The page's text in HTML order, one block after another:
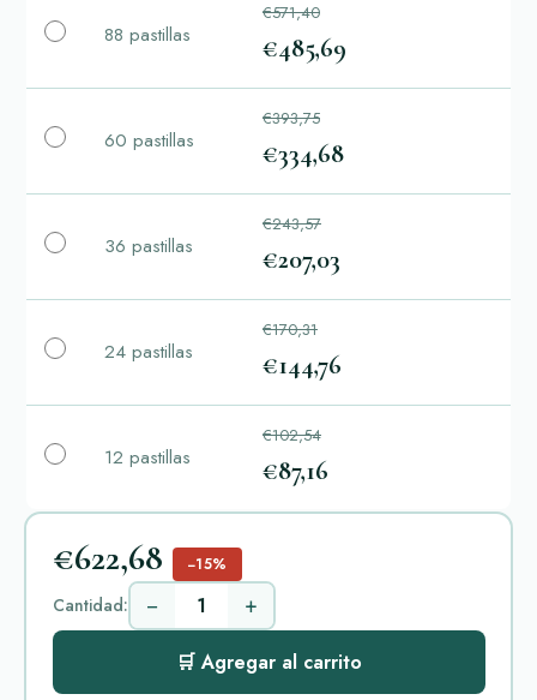
88 pastillas
€571,40
€485,69
60 pastillas
€393,75
€334,68
36 pastillas
€243,57
€207,03
24 pastillas
€170,31
€144,76
12 pastillas
€102,54
€87,16
€622,68 −15%
Cantidad: − +
🛒 Agregar al carrito